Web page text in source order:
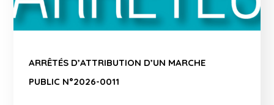
ARRÊTÉS D’ATTRIBUTION D’UN MARCHE
PUBLIC N°2026-0011